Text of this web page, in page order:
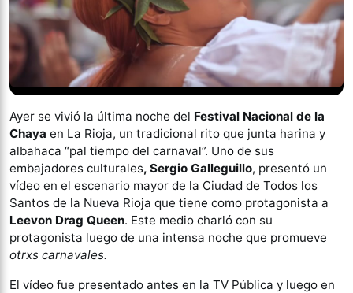
Ayer se vivió la última noche del Festival Nacional de la
Chaya en La Rioja, un tradicional rito que junta harina y
albahaca “pal tiempo del carnaval”. Uno de sus
embajadores culturales, Sergio Galleguillo, presentó un
vídeo en el escenario mayor de la Ciudad de Todos los
Santos de la Nueva Rioja que tiene como protagonista a
Leevon Drag Queen. Este medio charló con su
protagonista luego de una intensa noche que promueve
otrxs carnavales.
El vídeo fue presentado antes en la TV Pública y luego en